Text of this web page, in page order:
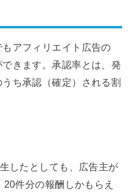
アフィリエイト広告の
できます。承認率とは、発
ち承認（確定）される割
したとしても、広告主が
件分の報酬しかもらえ